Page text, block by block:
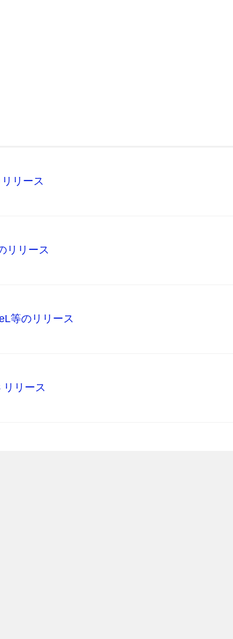
リース
リリース
等のリリース
リリース